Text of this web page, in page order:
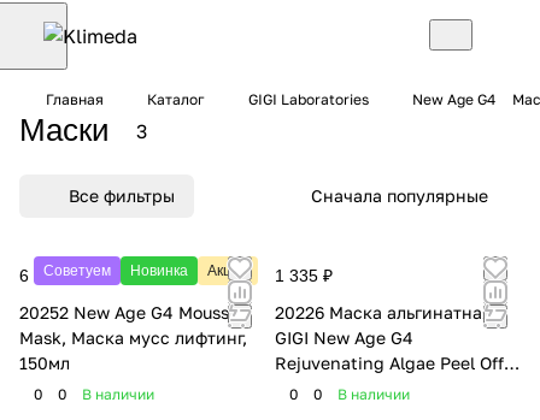
Главная Каталог GIGI Laboratories New Age G4
Маски 3
Все фильтры Сначала популярные
Советуем Новинка Акция
6 205 ₽
20252 New Age G4 Mousse
Mask, Маска мусс лифтинг,
150мл
0 0 В наличии
1 335 ₽
20226 Маска альгинатная
GIGI New Age G4
Rejuvenating Algae Peel Off
Mask, 30 г
0 0 В наличии